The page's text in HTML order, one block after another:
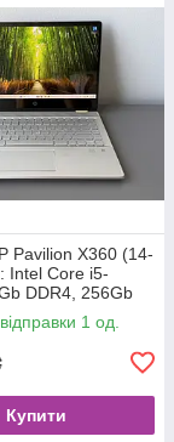
Pavilion X360 (14-
Intel Core i5-
DDR4, 256Gb
1 од.
Купити